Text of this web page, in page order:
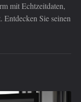
mit Echtzeitdaten,
Entdecken Sie seinen